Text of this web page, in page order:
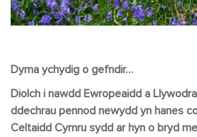
Dyma ychydig o gefndir…
Diolch i nawdd Ewropeaidd a
ddechrau pennod newydd yn hanes
Celtaidd Cymru sydd ar hyn o bryd